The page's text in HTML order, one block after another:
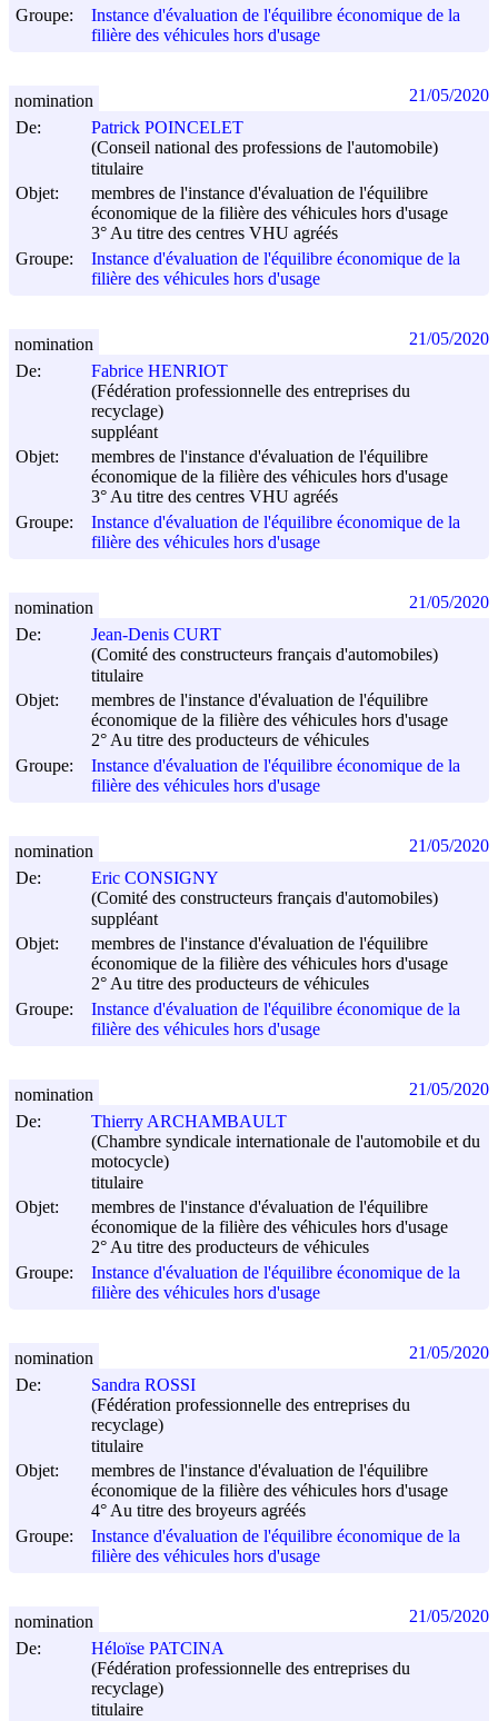
Groupe:
Instance d'évaluation de l'équilibre économique de la
filière des véhicules hors d'usage
De:
Patrick POINCELET
(Conseil national des professions de l'automobile)
titulaire
Objet:
membres de l'instance d'évaluation de l'équilibre
économique de la filière des véhicules hors d'usage
3° Au titre des centres VHU agréés
Groupe:
Instance d'évaluation de l'équilibre économique de la
filière des véhicules hors d'usage
nomination 21/05/2020
De:
Fabrice HENRIOT
(Fédération professionnelle des entreprises du
recyclage)
suppléant
Objet:
membres de l'instance d'évaluation de l'équilibre
économique de la filière des véhicules hors d'usage
3° Au titre des centres VHU agréés
Groupe:
Instance d'évaluation de l'équilibre économique de la
filière des véhicules hors d'usage
nomination 21/05/2020
De:
Jean-Denis CURT
(Comité des constructeurs français d'automobiles)
titulaire
Objet:
membres de l'instance d'évaluation de l'équilibre
économique de la filière des véhicules hors d'usage
2° Au titre des producteurs de véhicules
Groupe:
Instance d'évaluation de l'équilibre économique de la
filière des véhicules hors d'usage
nomination 21/05/2020
De:
Eric CONSIGNY
(Comité des constructeurs français d'automobiles)
suppléant
Objet:
membres de l'instance d'évaluation de l'équilibre
économique de la filière des véhicules hors d'usage
2° Au titre des producteurs de véhicules
Groupe:
Instance d'évaluation de l'équilibre économique de la
filière des véhicules hors d'usage
nomination 21/05/2020
De:
Thierry ARCHAMBAULT
(Chambre syndicale internationale de l'automobile et du
motocycle)
titulaire
Objet:
membres de l'instance d'évaluation de l'équilibre
économique de la filière des véhicules hors d'usage
2° Au titre des producteurs de véhicules
Groupe:
Instance d'évaluation de l'équilibre économique de la
filière des véhicules hors d'usage
nomination 21/05/2020
De:
Sandra ROSSI
(Fédération professionnelle des entreprises du
recyclage)
titulaire
Objet:
membres de l'instance d'évaluation de l'équilibre
économique de la filière des véhicules hors d'usage
4° Au titre des broyeurs agréés
Groupe:
Instance d'évaluation de l'équilibre économique de la
filière des véhicules hors d'usage
nomination 21/05/2020
De:
Héloïse PATCINA
(Fédération professionnelle des entreprises du
recyclage)
titulaire
nomination 21/05/2020